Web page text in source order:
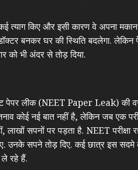
त्याग किए और इसी कारण वे अपना मकान
डॉक्टर बनकर घर की स्थिति बदलेगा.
को भी अंदर से तोड़ दिया.
पेपर लीक (NEET Paper Leak) की
कोई नई बात नहीं है, लेकिन जब एक
लाखों सपनों पर पड़ता है. NEET परीक्षा
उनके सपने तोड़ दिए. कई छात्र इस सदमे
ले रहे हैं.